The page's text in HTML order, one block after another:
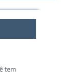
tem